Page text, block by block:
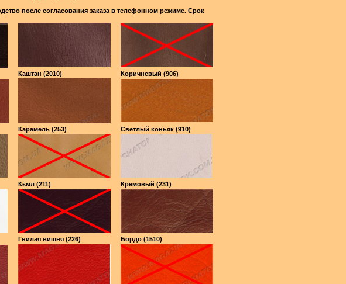
после согласования заказа в телефонном режиме. Срок
Каштан (2010) Коричневый (906)
Карамель (253) Светлый коньяк (910)
Кємл (211) Кремовый (231)
Гнилая вишня (226) Бордо (1510)